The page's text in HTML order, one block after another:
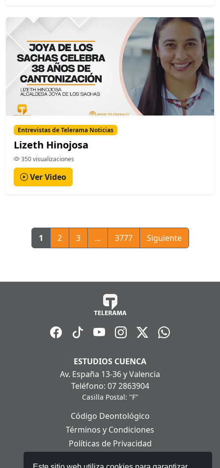
Entrevistas de Telerama Noticias
Lizeth Hinojosa
350 visualizaciones
Ver Video
1 2 3 ... 3777 Siguiente
ESTUDIOS CUENCA
Av. España 13-36 y Valencia
Teléfono: 07 2863904
Casilla Postal: "F"
Código Deontológico
Términos y Condiciones
Políticas de Privacidad